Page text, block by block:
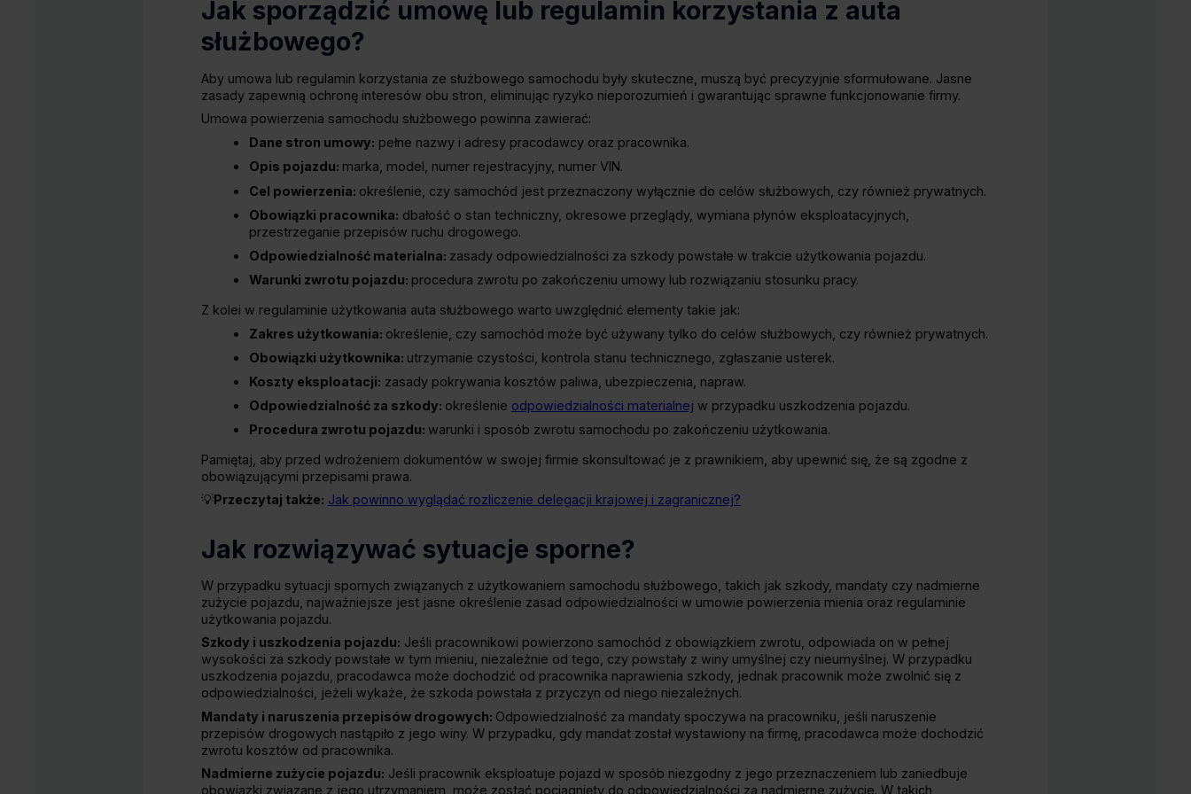
Jak sporządzić umowę lub regulamin korzystania z auta
służbowego?
Aby umowa lub regulamin korzystania ze służbowego samochodu były skuteczne, muszą być precyzyjnie sformułowane. Jasne
zasady zapewnią ochronę interesów obu stron, eliminując ryzyko nieporozumień i gwarantując sprawne funkcjonowanie firmy.
Umowa powierzenia samochodu służbowego powinna zawierać:
Dane stron umowy: pełne nazwy i adresy pracodawcy oraz pracownika.​
Opis pojazdu: marka, model, numer rejestracyjny, numer VIN.​
Cel powierzenia: określenie, czy samochód jest przeznaczony wyłącznie do celów służbowych, czy również prywatnych.​
Obowiązki pracownika: dbałość o stan techniczny, okresowe przeglądy, wymiana płynów eksploatacyjnych,
przestrzeganie przepisów ruchu drogowego.​
Odpowiedzialność materialna: zasady odpowiedzialności za szkody powstałe w trakcie użytkowania pojazdu.​
Warunki zwrotu pojazdu: procedura zwrotu po zakończeniu umowy lub rozwiązaniu stosunku pracy.
​Z kolei w regulaminie użytkowania auta służbowego warto uwzględnić elementy takie jak:
Zakres użytkowania: określenie, czy samochód może być używany tylko do celów służbowych, czy również prywatnych.​
Obowiązki użytkownika: utrzymanie czystości, kontrola stanu technicznego, zgłaszanie usterek.​
Koszty eksploatacji: zasady pokrywania kosztów paliwa, ubezpieczenia, napraw.​
Odpowiedzialność za szkody: określenie odpowiedzialności materialnej w przypadku uszkodzenia pojazdu.​
Procedura zwrotu pojazdu: warunki i sposób zwrotu samochodu po zakończeniu użytkowania.​
Pamiętaj, aby przed wdrożeniem dokumentów w swojej firmie skonsultować je z prawnikiem, aby upewnić się, że są zgodne z
obowiązującymi przepisami prawa.
💡Przeczytaj także: Jak powinno wyglądać rozliczenie delegacji krajowej i zagranicznej?
Jak rozwiązywać sytuacje sporne?
​W przypadku sytuacji spornych związanych z użytkowaniem samochodu służbowego, takich jak szkody, mandaty czy nadmierne
zużycie pojazdu, najważniejsze jest jasne określenie zasad odpowiedzialności w umowie powierzenia mienia oraz regulaminie
użytkowania pojazdu.​
Szkody i uszkodzenia pojazdu: Jeśli pracownikowi powierzono samochód z obowiązkiem zwrotu, odpowiada on w pełnej
wysokości za szkody powstałe w tym mieniu, niezależnie od tego, czy powstały z winy umyślnej czy nieumyślnej. W przypadku
uszkodzenia pojazdu, pracodawca może dochodzić od pracownika naprawienia szkody, jednak pracownik może zwolnić się z
odpowiedzialności, jeżeli wykaże, że szkoda powstała z przyczyn od niego niezależnych.
Mandaty i naruszenia przepisów drogowych: Odpowiedzialność za mandaty spoczywa na pracowniku, jeśli naruszenie
przepisów drogowych nastąpiło z jego winy. W przypadku, gdy mandat został wystawiony na firmę, pracodawca może dochodzić
zwrotu kosztów od pracownika.
Nadmierne zużycie pojazdu: Jeśli pracownik eksploatuje pojazd w sposób niezgodny z jego przeznaczeniem lub zaniedbuje
obowiązki związane z jego utrzymaniem, może zostać pociągnięty do odpowiedzialności za nadmierne zużycie. W takich